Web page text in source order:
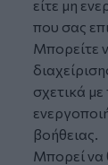
είτε μη
που σας
Μπορείτε
σχετικά
βοήθειας.
Μπορεί να